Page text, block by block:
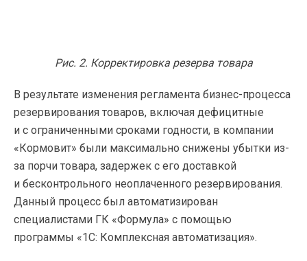
Рис. 2. Корректировка резерва товара
В результате изменения регламента бизнес-процесса
резервирования товаров, включая дефицитные
и с ограниченными сроками годности, в компании
«Кормовит» были максимально снижены убытки из-
за порчи товара, задержек с его доставкой
и бесконтрольного неоплаченного резервирования.
Данный процесс был автоматизирован
специалистами ГК «Формула» с помощью
программы «1С: Комплексная автоматизация».